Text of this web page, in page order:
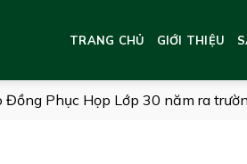
TRANG CHỦ GIỚI THIỆU
Đồng Phục Họp Lớp 30 năm ra